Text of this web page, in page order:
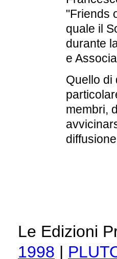
"Friends
quale il
durante
e
Quello di
membri,
Le Edizioni
1998 |